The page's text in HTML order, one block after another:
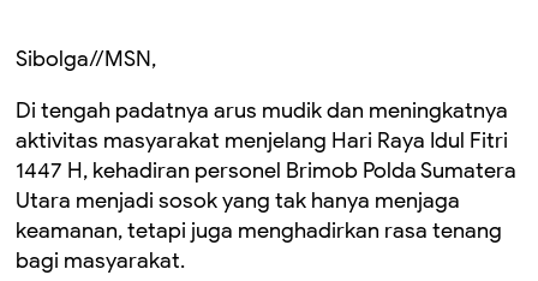
Sibolga//MSN,
Di tengah padatnya arus mudik dan meningkatnya
aktivitas masyarakat menjelang Hari Raya Idul Fitri
1447 H, kehadiran personel Brimob Polda Sumatera
Utara menjadi sosok yang tak hanya menjaga
keamanan, tetapi juga menghadirkan rasa tenang
bagi masyarakat.